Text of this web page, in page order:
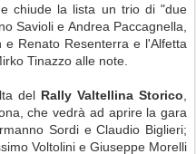
chiude la lista un trio di "due
Savioli e Andrea Paccagnella,
Renato Resenterra e l'Alfetta
Tinazzo alle note.
del Rally Valtellina Storico
che vedrà ad aprire la gara
Sordi e Claudio Biglieri;
Voltolini e Giuseppe Morelli